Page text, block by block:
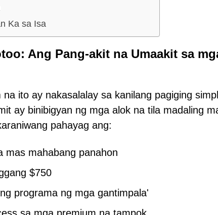
Ka sa Isa
Ang Pang-akit na Umaakit sa
ito ay nakasalalay sa kanilang pagiging
ay binibigyan ng mga alok na tila madaling
pahayag ang:
mas mahabang panahon
$750
programa ng mga gantimpala'